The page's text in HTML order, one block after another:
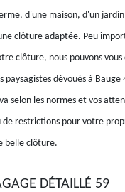
d'une maison, d'un
clôture adaptée. Peu
clôture, nous pouvons
paysagistes dévoués à
selon les normes et vos
restrictions pour votre
belle clôture.
DÉTAILLÉ 59